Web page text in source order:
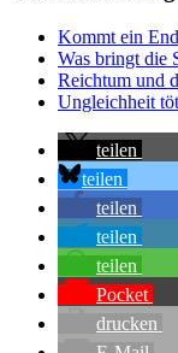
Kommt ein
Was bringt die
Reichtum und
Ungleichheit
teilen
teilen
teilen
teilen
teilen
Pocket
drucken